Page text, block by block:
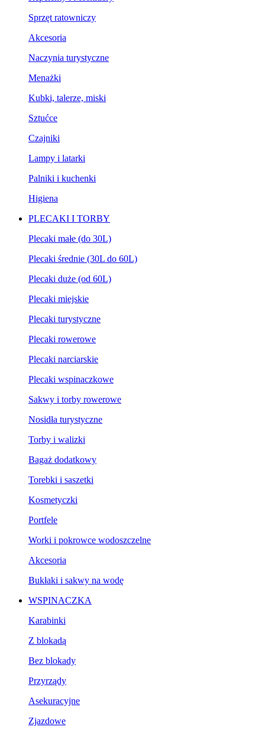
Sprzęt ratowniczy
Akcesoria
Naczynia turystyczne
Menażki
Kubki, talerze, miski
Sztućce
Czajniki
Lampy i latarki
Palniki i kuchenki
Higiena
PLECAKI I TORBY
Plecaki małe (do 30L)
Plecaki średnie (30L do 60L)
Plecaki duże (od 60L)
Plecaki miejskie
Plecaki turystyczne
Plecaki rowerowe
Plecaki narciarskie
Plecaki wspinaczkowe
Sakwy i torby rowerowe
Nosidła turystyczne
Torby i walizki
Bagaż dodatkowy
Torebki i saszetki
Kosmetyczki
Portfele
Worki i pokrowce wodoszczelne
Akcesoria
Bukłaki i sakwy na wodę
WSPINACZKA
Karabinki
Z blokadą
Bez blokady
Przyrządy
Asekuracyjne
Zjazdowe